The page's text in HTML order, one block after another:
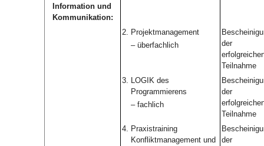
Information und
Kommunikation:
2. Projektmanagement
– überfachlich
der
Teilnahme
3. LOGIK des
Programmierens
– fachlich
der
Teilnahme
4. Praxistraining
Konfliktmanagement und
der